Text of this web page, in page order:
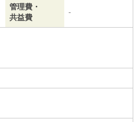
管理費・
共益費
-